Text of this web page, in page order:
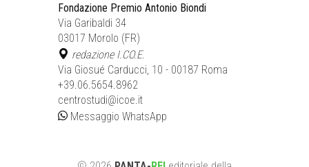
Fondazione Premio Antonio Biondi
Via Garibaldi 34
03017 Morolo (FR)
redazione I.CO.E.
Via Giosué Carducci, 10 - 00187 Roma
+39.06.5654.8962
centrostudi@icoe.it
Messaggio WhatsApp